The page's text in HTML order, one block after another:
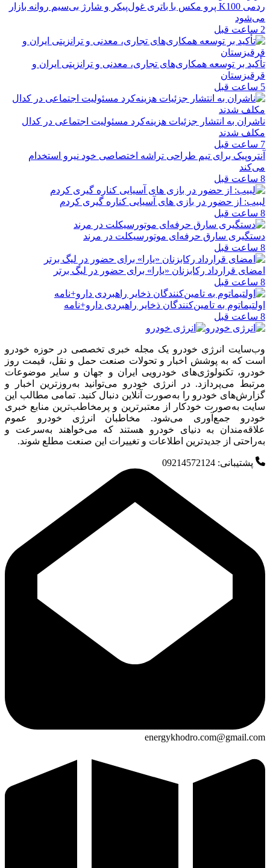
ردمی K100 پرو مکس با باتری غول‌پیکر و شارژ بی‌سیم روانه بازار
می‌شود
2 ساعت قبل
تأکید بر توسعه همکاری‌های تجاری، معدنی و ترانزیتی ایران و
قرقیزستان
5 ساعت قبل
ناشران به انتشار جزئیات هزینه‌کرد مسئولیت اجتماعی در کدال
مکلف شدند
7 ساعت قبل
آنتروپیک برای تیم طراحی تراشه اختصاصی خود نیرو استخدام
می‌کند
8 ساعت قبل
لبیب: از حضور در بازی های آسیایی کناره گیری کردم
8 ساعت قبل
دستگیری سارق حرفه‌ای موتورسیکلت در مرند
8 ساعت قبل
امضای قرارداد رکابزنان «یارا» برای حضور در لیگ برتر
8 ساعت قبل
اولتیماتوم به تامین‌کنندگان ذخایر راهبردی دارو+نامه
8 ساعت قبل
وب‌سایت انرژی خودرو یک مجله خبری تخصصی در حوزه خودرو
است که به پوشش اخبار و تحولات صنعت حمل و نقل، قیمت روز
خودرو، تکنولوژی‌های خودرویی ایران و جهان و سایر موضوعات
مرتبط می‌پردازد. در انرژی خودرو می‌توانید به‌روزترین اخبار و
گزارش‌های خودرو را به‌صورت آنلاین دنبال کنید. تمامی مطالب این
سایت به‌صورت خودکار از معتبرترین و پرمخاطب‌ترین منابع خبری
خودرو جمع‌آوری می‌شود. مخاطبان انرژی خودرو عموم
علاقه‌مندان به دنیای خودرو هستند که می‌خواهند به‌سرعت و
به‌راحتی از جدیدترین اطلاعات و تغییرات این صنعت مطلع شوند.
پشتیبانی: 09214572124
energykhodro.com@gmail.com